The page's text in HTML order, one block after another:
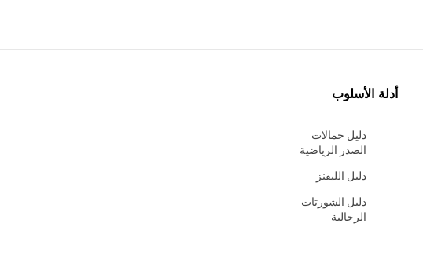
أدلة الأسلوب
دليل حمالات
الصدر الرياضية
دليل الليقنز
دليل الشورتات
الرجالية